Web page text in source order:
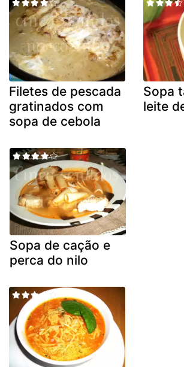
Filetes de pescada
gratinados com
sopa de cebola
Sopa
leite
Sopa de cação e
perca do nilo